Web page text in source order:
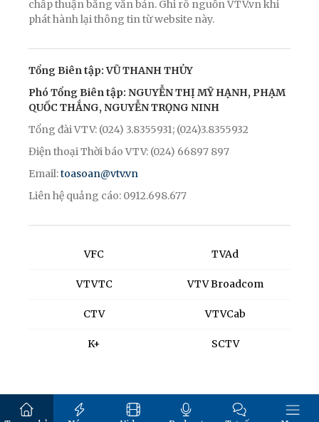
chấp thuận bằng văn bản. Ghi rõ nguồn VTV.vn khi
phát hành lại thông tin từ website này.
Tổng Biên tập: VŨ THANH THỦY
Phó Tổng Biên tập: NGUYỄN THỊ MỸ HẠNH, PHẠM
QUỐC THẮNG, NGUYỄN TRỌNG NINH
Tổng đài VTV: (024) 3.8355931; (024)3.8355932
Điện thoại Thời báo VTV: (024) 66897 897
Email:toasoan@vtv.vn
Liên hệ quảng cáo: 0912.698.677
VFC
VTVTC
CTV
K+
TVAd
VTV Broadcom
VTVCab
SCTV